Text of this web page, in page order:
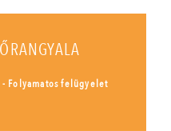
Folyamatos felügyelet